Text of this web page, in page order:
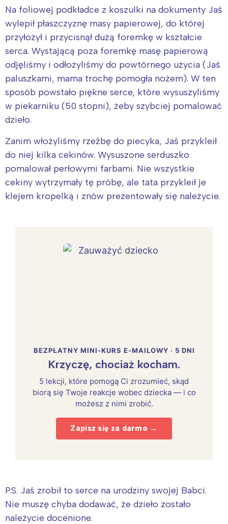
Na foliowej podkładce z koszulki na dokumenty Jaś
wylepił płaszczyznę masy papierowej, do której
przyłożył i przycisnął dużą foremkę w kształcie
serca. Wystającą poza foremkę masę papierową
odjęliśmy i odłożyliśmy do powtórnego użycia (Jaś
paluszkami, mama trochę pomogła nożem). W ten
sposób powstało piękne serce, które wysuszyliśmy
w piekarniku (50 stopni), żeby szybciej pomalować
dzieło.
Zanim włożyliśmy rzeźbę do piecyka, Jaś przykleił
do niej kilka cekinów. Wysuszone serduszko
pomalował perłowymi farbami. Nie wszystkie
cekiny wytrzymały tę próbę, ale tata przykleił je
klejem kropelką i znów prezentowały się należycie.
BEZPŁATNY MINI-KURS E-MAILOWY · 5 DNI
Krzyczę, chociaż kocham.
5 lekcji, które pomogą Ci zrozumieć, skąd
biorą się Twoje reakcje wobec dziecka — i co
możesz z nimi zrobić.
Zapisz się za darmo →
P.S. Jaś zrobił to serce na urodziny swojej Babci.
Nie muszę chyba dodawać, że dzieło zostało
należycie docenione.